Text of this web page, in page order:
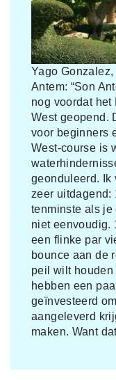
Yago
Antem: “Son
nog voordat het
West geopend.
voor beginners
West-course is
geonduleerd. Ik
zeer uitdagend:
tenminste als
niet eenvoudig.
een flinke par
bounce aan de
peil wilt houden
hebben een
geïnvesteerd
aangeleverd
maken. Want